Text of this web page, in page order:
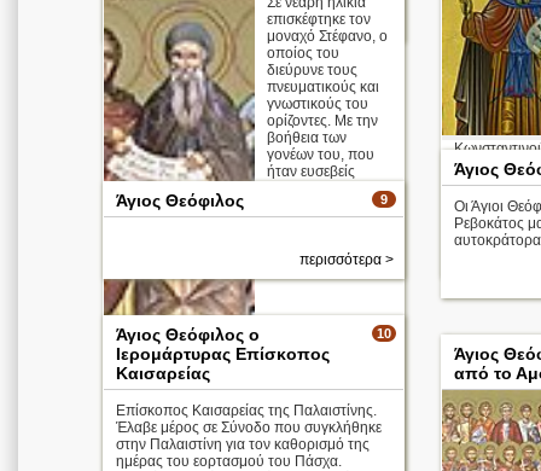
περισσότερα >
την πλάνη
Απολυτίκιο
επισκέφτηκε τον
μοναχό Στέφανο, ο
οποίος του
διεύρυνε τους
πνευματικούς και
γνωστικούς του
ορίζοντες. Με την
βοήθεια των
γονέων του, που
ήταν ευσεβείς
άνθρωποι, έκτισε
ένα μοναστήρι στ
...
περισσότερα >
Άγιος
Οι Άγιοι
Ρεβοκάτος
9
Άγιος Θεόφιλος
περισσότερα >
10
Άγιος Θεόφιλος ο
Ιερομάρτυρας Επίσκοπος
Καισαρείας
Επίσκοπος Καισαρείας της Παλαιστίνης.
Έλαβε μέρος σε Σύνοδο που συγκλήθηκε
στην Παλαιστίνη για τον καθορισμό της
ημέρας του εορτασμού του Πάσχα.
Άγιος
από το